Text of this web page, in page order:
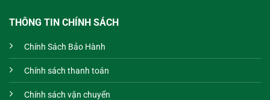
THÔNG TIN CHÍNH SÁCH
Chính Sách Bảo Hành
Chính sách thanh toán
Chính sách vận chuyển